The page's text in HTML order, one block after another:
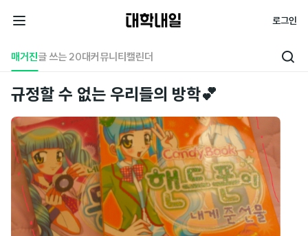
전
체
메
뉴
로그인
매거진글 쓰는 20대커뮤니티캘린더
검
규정할 수 없는 우리들의 방학💕